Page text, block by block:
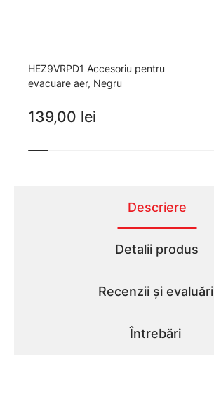
HEZ9VRPD1 Accesoriu pentru
evacuare aer, Negru
139,00 lei
Descriere
Detalii produs
Recenzii și evaluări
Întrebări